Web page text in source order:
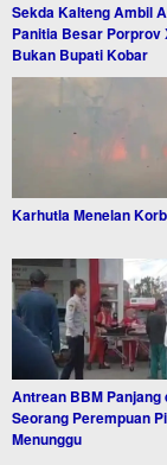
Sekda Kalteng Ambil
Panitia Besar Porprov
Bukan Bupati Kobar
Karhutla Menelan
Antrean BBM Panjang
Seorang Perempuan
Menunggu